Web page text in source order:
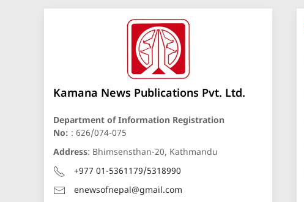
Kamana News Publications Pvt. Ltd.
Department of Information Registration
No: : 626/074-075
Address: Bhimsensthan-20, Kathmandu
+977 01-5361179/5318990
enewsofnepal@gmail.com